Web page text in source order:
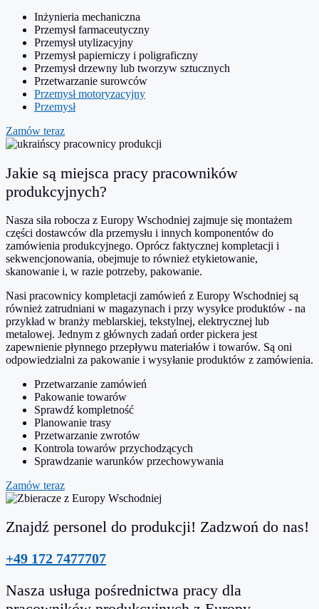
Inżynieria mechaniczna
Przemysł farmaceutyczny
Przemysł utylizacyjny
Przemysł papierniczy i poligraficzny
Przemysł drzewny lub tworzyw sztucznych
Przetwarzanie surowców
Przemysł motoryzacyjny
Przemysł
Zamów teraz
Jakie są miejsca pracy pracowników
produkcyjnych?
Nasza siła robocza z Europy Wschodniej zajmuje się montażem
części dostawców dla przemysłu i innych komponentów do
zamówienia produkcyjnego. Oprócz faktycznej kompletacji i
sekwencjonowania, obejmuje to również etykietowanie,
skanowanie i, w razie potrzeby, pakowanie.
Nasi pracownicy kompletacji zamówień z Europy Wschodniej są
również zatrudniani w magazynach i przy wysyłce produktów - na
przykład w branży meblarskiej, tekstylnej, elektrycznej lub
metalowej. Jednym z głównych zadań order pickera jest
zapewnienie płynnego przepływu materiałów i towarów. Są oni
odpowiedzialni za pakowanie i wysyłanie produktów z zamówienia.
Przetwarzanie zamówień
Pakowanie towarów
Sprawdź kompletność
Planowanie trasy
Przetwarzanie zwrotów
Kontrola towarów przychodzących
Sprawdzanie warunków przechowywania
Zamów teraz
Znajdź personel do produkcji! Zadzwoń do nas!
+49 172 7477707
Nasza usługa pośrednictwa pracy dla